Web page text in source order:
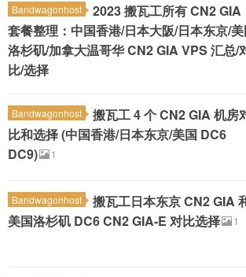
Bandwagonhost
2023 搬瓦工所有 CN2 GIA
套餐整理：中国香港/日本大阪/日本东京/
洛杉矶/加拿大温哥华 CN2 GIA VPS 汇总/
比/选择
Bandwagonhost
搬瓦工 4 个 CN2 GIA 机房
比和选择 (中国香港/日本东京/美国 DC6
DC9)
1
Bandwagonhost
搬瓦工日本东京 CN2 GIA
美国洛杉矶 DC6 CN2 GIA-E 对比选择
1